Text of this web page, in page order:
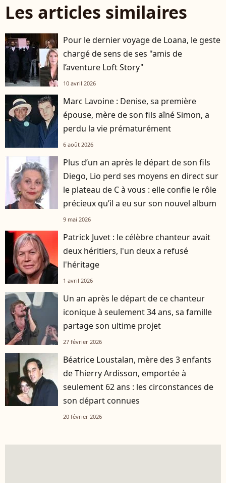
Les articles similaires
Pour le dernier voyage de Loana, le geste
chargé de sens de ses "amis de
l’aventure Loft Story"
10 avril 2026
Marc Lavoine : Denise, sa première
épouse, mère de son fils aîné Simon, a
perdu la vie prématurément
6 août 2026
player2
Plus d’un an après le départ de son fils
Diego, Lio perd ses moyens en direct sur
le plateau de C à vous : elle confie le rôle
précieux qu’il a eu sur son nouvel album
9 mai 2026
Patrick Juvet : le célèbre chanteur avait
deux héritiers, l'un deux a refusé
l'héritage
1 avril 2026
Un an après le départ de ce chanteur
iconique à seulement 34 ans, sa famille
partage son ultime projet
27 février 2026
Béatrice Loustalan, mère des 3 enfants
de Thierry Ardisson, emportée à
seulement 62 ans : les circonstances de
son départ connues
20 février 2026